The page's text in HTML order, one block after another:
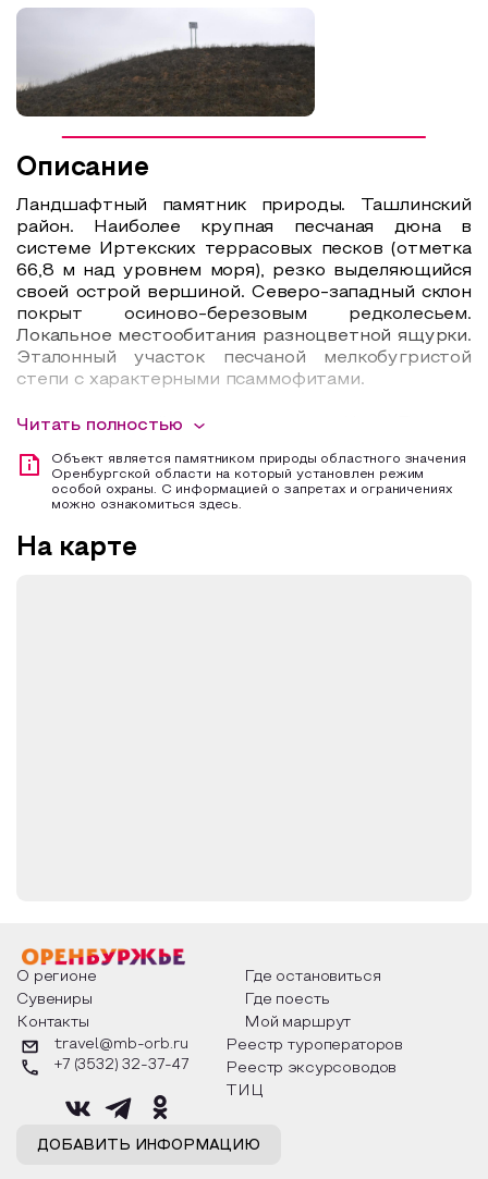
Описание
Ландшафтный памятник природы. Ташлинский
район. Наиболее крупная песчаная дюна в
системе Иртекских террасовых песков (отметка
66,8 м над уровнем моря), резко выделяющийся
своей острой вершиной. Северо-западный склон
покрыт осиново-березовым редколесьем.
Локальное местообитания разноцветной ящурки.
Эталонный участок песчаной мелкобугристой
степи с характерными псаммофитами.
Склон южной экспозиции Царь-Бархана
которых произрастают отдельные экземпляры
кустарников Ивы белой. Вершина бархана вовсе
лишена растительности. Растительный покров
северной части склона значительно
разнообразнее. Верхняя 1/3 склона занята
Оренбургской области: Гвоздика Андржиевского,
Змееголовник Руиша, Козелец мечелистный.
Читать полностью
Объект является памятником природы областного значения
Оренбургской области на который установлен режим
особой охраны. С информацией о запретах и ограничениях
можно ознакомиться здесь.
На карте
О регионе
Где остановиться
Сувениры
Где поесть
Контакты
Мой маршрут
ДОБАВИТЬ ИНФОРМАЦИЮ
travel@mb-orb.ru
+7 (3532) 32-37-47
Реестр туроператоров
Реестр эксурсоводов
ТИЦ